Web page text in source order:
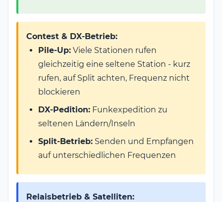
Contest & DX-Betrieb:
Pile-Up: Viele Stationen rufen
gleichzeitig eine seltene Station - kurz
rufen, auf Split achten, Frequenz nicht
blockieren
DX-Pedition: Funkexpedition zu
seltenen Ländern/Inseln
Split-Betrieb: Senden und Empfangen
auf unterschiedlichen Frequenzen
Relaisbetrieb & Satelliten: